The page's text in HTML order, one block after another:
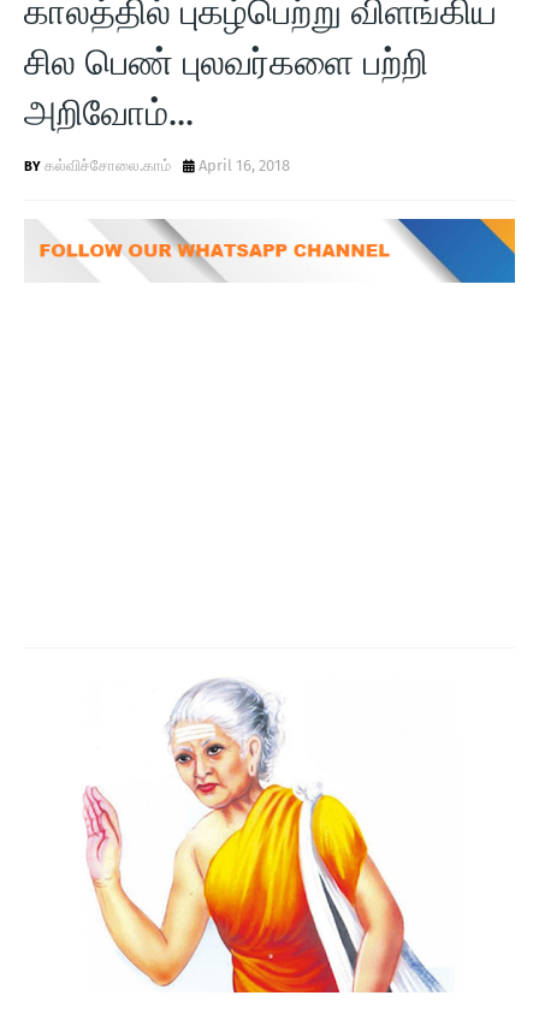
T
S
காலத்தில் புகழ்பெற்று விளங்கிய
சில பெண் புலவர்களை பற்றி
அறிவோம்...
கல்விச்சோலை.காம் April 16, 2018